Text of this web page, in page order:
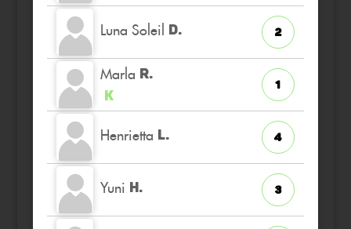
Luna Soleil D. 2
Marla R.
K
1
Henrietta L. 4
Yuni H. 3